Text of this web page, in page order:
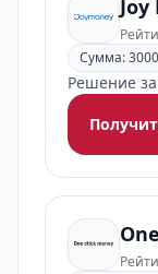
Сумма:
Решение